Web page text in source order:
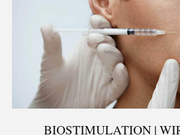
BIOSTIMULATION |